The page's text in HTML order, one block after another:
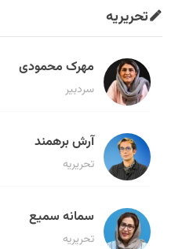
تحریریه
مهرک محمودی
سردبیر
آرش برهمند
تحریریه
سمانه سمیع
تحریریه